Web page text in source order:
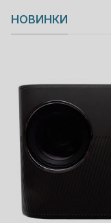
НОВИНКИ